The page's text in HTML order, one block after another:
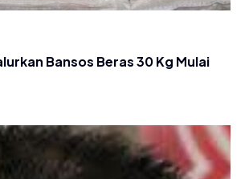
Bansos Beras 30 Kg Mulai